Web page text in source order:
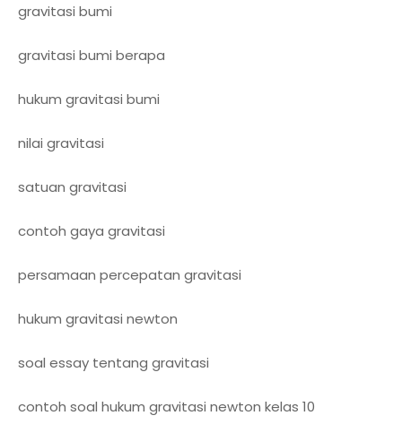
gravitasi bumi
gravitasi bumi berapa
hukum gravitasi bumi
nilai gravitasi
satuan gravitasi
contoh gaya gravitasi
persamaan percepatan gravitasi
hukum gravitasi newton
soal essay tentang gravitasi
contoh soal hukum gravitasi newton kelas 10